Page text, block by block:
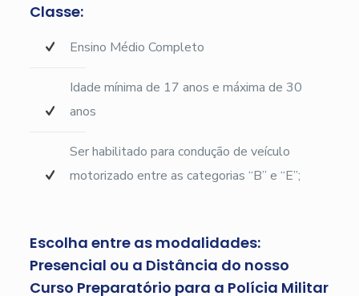
Classe:
Ensino Médio Completo
Idade mínima de 17 anos e máxima de 30
anos
Ser habilitado para condução de veículo
motorizado entre as categorias “B” e “E”;
Escolha entre as modalidades:
Presencial ou a Distância do nosso
Curso Preparatório para a Polícia Militar